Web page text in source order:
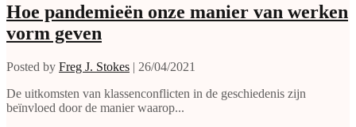
Hoe pandemieën onze manier van werken
vorm geven
Posted by Freg J. Stokes | 26/04/2021
De uitkomsten van klassenconflicten in de geschiedenis zijn
beïnvloed door de manier waarop...